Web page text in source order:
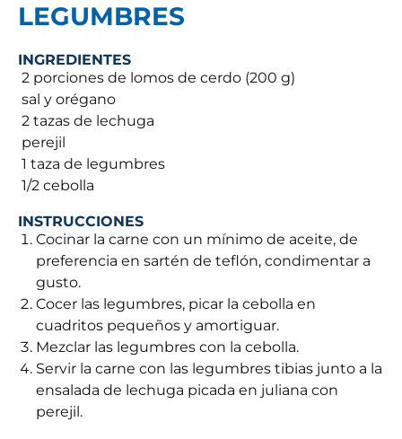
LEGUMBRES
INGREDIENTES
 2 porciones de lomos de cerdo (200 g)
 sal y orégano
 2 tazas de lechuga
 perejil
 1 taza de legumbres
 1/2 cebolla
INSTRUCCIONES
Cocinar la carne con un mínimo de aceite, de
preferencia en sartén de teflón, condimentar a
gusto.
Cocer las legumbres, picar la cebolla en
cuadritos pequeños y amortiguar.
Mezclar las legumbres con la cebolla.
Servir la carne con las legumbres tibias junto a la
ensalada de lechuga picada en juliana con
perejil.